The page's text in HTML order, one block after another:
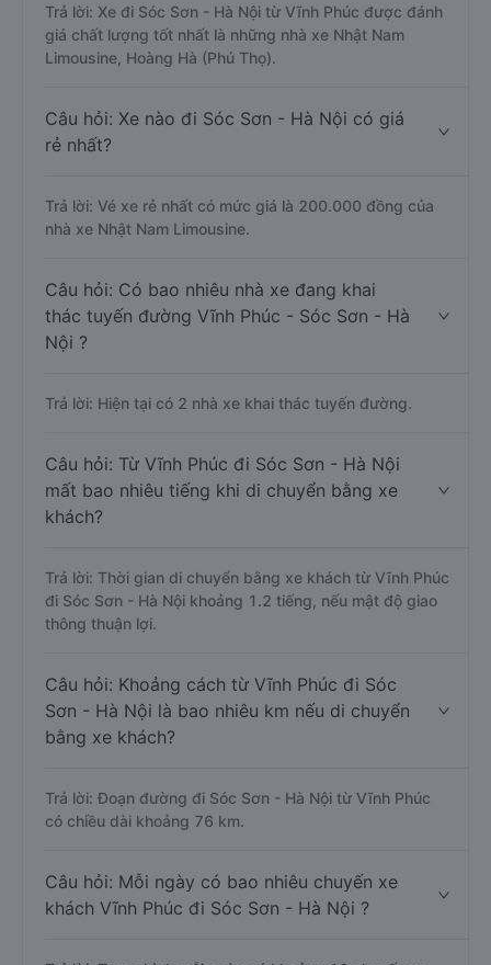
Trả lời: Xe đi Sóc Sơn - Hà Nội từ Vĩnh Phúc được đánh
giá chất lượng tốt nhất là những nhà xe Nhật Nam
Limousine, Hoàng Hà (Phú Thọ).
Câu hỏi: Xe nào đi Sóc Sơn - Hà Nội có giá
rẻ nhất?
Trả lời: Vé xe rẻ nhất có mức giá là 200.000 đồng của
nhà xe Nhật Nam Limousine.
Câu hỏi: Có bao nhiêu nhà xe đang khai
thác tuyến đường Vĩnh Phúc - Sóc Sơn - Hà
Nội ?
Trả lời: Hiện tại có 2 nhà xe khai thác tuyến đường.
Câu hỏi: Từ Vĩnh Phúc đi Sóc Sơn - Hà Nội
mất bao nhiêu tiếng khi di chuyển bằng xe
khách?
Trả lời: Thời gian di chuyển bằng xe khách từ Vĩnh Phúc
đi Sóc Sơn - Hà Nội khoảng 1.2 tiếng, nếu mật độ giao
thông thuận lợi.
Câu hỏi: Khoảng cách từ Vĩnh Phúc đi Sóc
Sơn - Hà Nội là bao nhiêu km nếu di chuyển
bằng xe khách?
Trả lời: Đoạn đường đi Sóc Sơn - Hà Nội từ Vĩnh Phúc
có chiều dài khoảng 76 km.
Câu hỏi: Mỗi ngày có bao nhiêu chuyến xe
khách Vĩnh Phúc đi Sóc Sơn - Hà Nội ?